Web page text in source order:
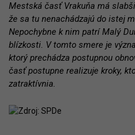
Mestská časť Vrakuňa má
že sa tu nenachádzajú do istej
Nepochybne k nim patrí Malý
blízkosti. V tomto smere je
ktorý prechádza postupnou
časť postupne realizuje kroky,
zatraktívnia.